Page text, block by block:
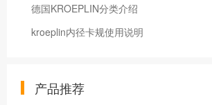
德国KROEPLIN分类介绍
kroeplin内径卡规使用说明
产品推荐